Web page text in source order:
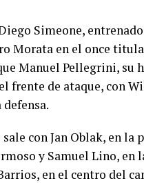
Simeone,
Morata en el once
Manuel Pellegrini, su
frente de ataque, con
con Jan Oblak, en
y Samuel Lino, en
en el centro del